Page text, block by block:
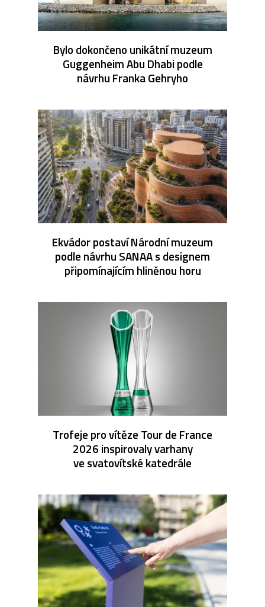
Bylo dokončeno unikátní muzeum
Guggenheim Abu Dhabi podle
návrhu Franka Gehryho
Ekvádor postaví Národní muzeum
podle návrhu SANAA s designem
připomínajícím hliněnou horu
Trofeje pro vítěze Tour de France
2026 inspirovaly varhany
ve svatovítské katedrále